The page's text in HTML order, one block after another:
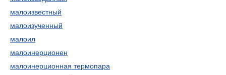
малоизвестный
малоизученный
малоил
малоинерционен
малоинерционная термопара